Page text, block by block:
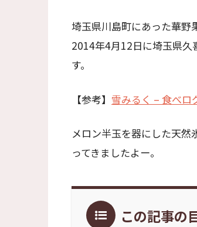
埼玉県川島町にあった華野
2014年4月12日に埼玉県久
す。
【参考】 雪みるく – 食べロ
メロン半玉を器にした天然
ってきましたよー。
この記事の